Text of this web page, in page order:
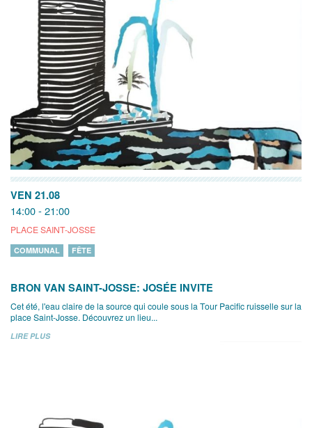
VEN 21.08
14:00 - 21:00
PLACE SAINT-JOSSE
COMMUNAL FÊTE
BRON VAN SAINT-JOSSE: JOSÉE INVITE
Cet été, l'eau claire de la source qui coule sous la Tour Pacific ruisselle sur la
place Saint-Josse. Découvrez un lieu...
LIRE PLUS